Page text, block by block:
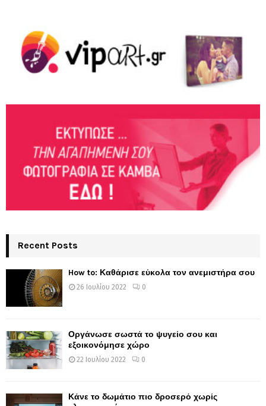
Recent Posts
How to: Καθάρισε εύκολα τον ανεμιστήρα σου
26 Ιουλίου 2022 0
Οργάνωσε σωστά το ψυγείο σου και
εξοικονόμησε χώρο
22 Ιουλίου 2022 0
Κάνε το δωμάτιο πιο δροσερό χωρίς